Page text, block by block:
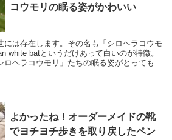
コウモリの眠る姿がかわいい
には存在します。その名も「シロヘラコウモ
white batというだけあって白いのが特徴。
ヘラコウモリ」たちの眠る姿がとってもキ
よかったね！オーダーメイドの靴
でヨチヨチ歩きを取り戻したペン